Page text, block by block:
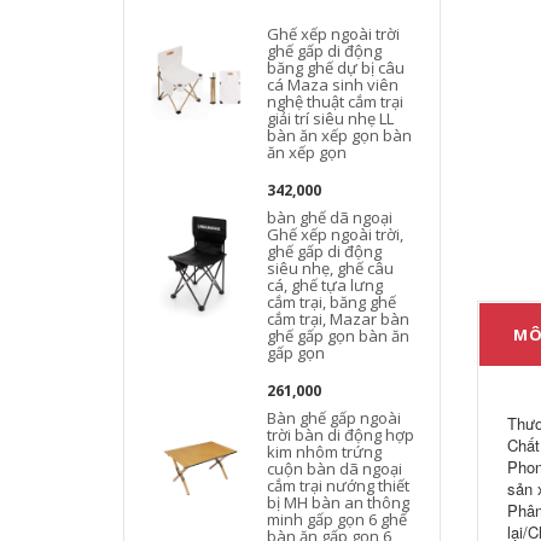
Ghế xếp ngoài trời
ghế gấp di động
băng ghế dự bị câu
cá Maza sinh viên
nghệ thuật cắm trại
giải trí siêu nhẹ LL
bàn ăn xếp gọn bàn
ăn xếp gọn
342,000
bàn ghế dã ngoại
Ghế xếp ngoài trời,
ghế gấp di động
siêu nhẹ, ghế câu
cá, ghế tựa lưng
cắm trại, băng ghế
cắm trại, Mazar bàn
ghế gấp gọn bàn ăn
gấp gọn
261,000
Bàn ghế gấp ngoài
trời bàn di động hợp
kim nhôm trứng
cuộn bàn dã ngoại
cắm trại nướng thiết
bị MH bàn an thông
minh gấp gọn 6 ghế
bàn ăn gấp gọn 6
sản
lại/